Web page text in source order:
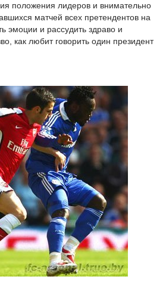
положения лидеров и внимательно
матчей всех претендентов на
эмоции и рассудить здраво и
как любит говорить один президент